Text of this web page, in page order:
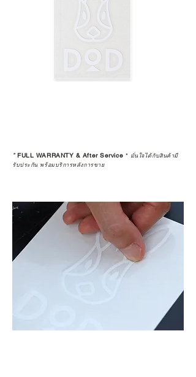
*FULL WARRANTY & After Service * มั่นใจได้กับสินค้ามี
รับประกัน พร้อมบริการหลังการขาย